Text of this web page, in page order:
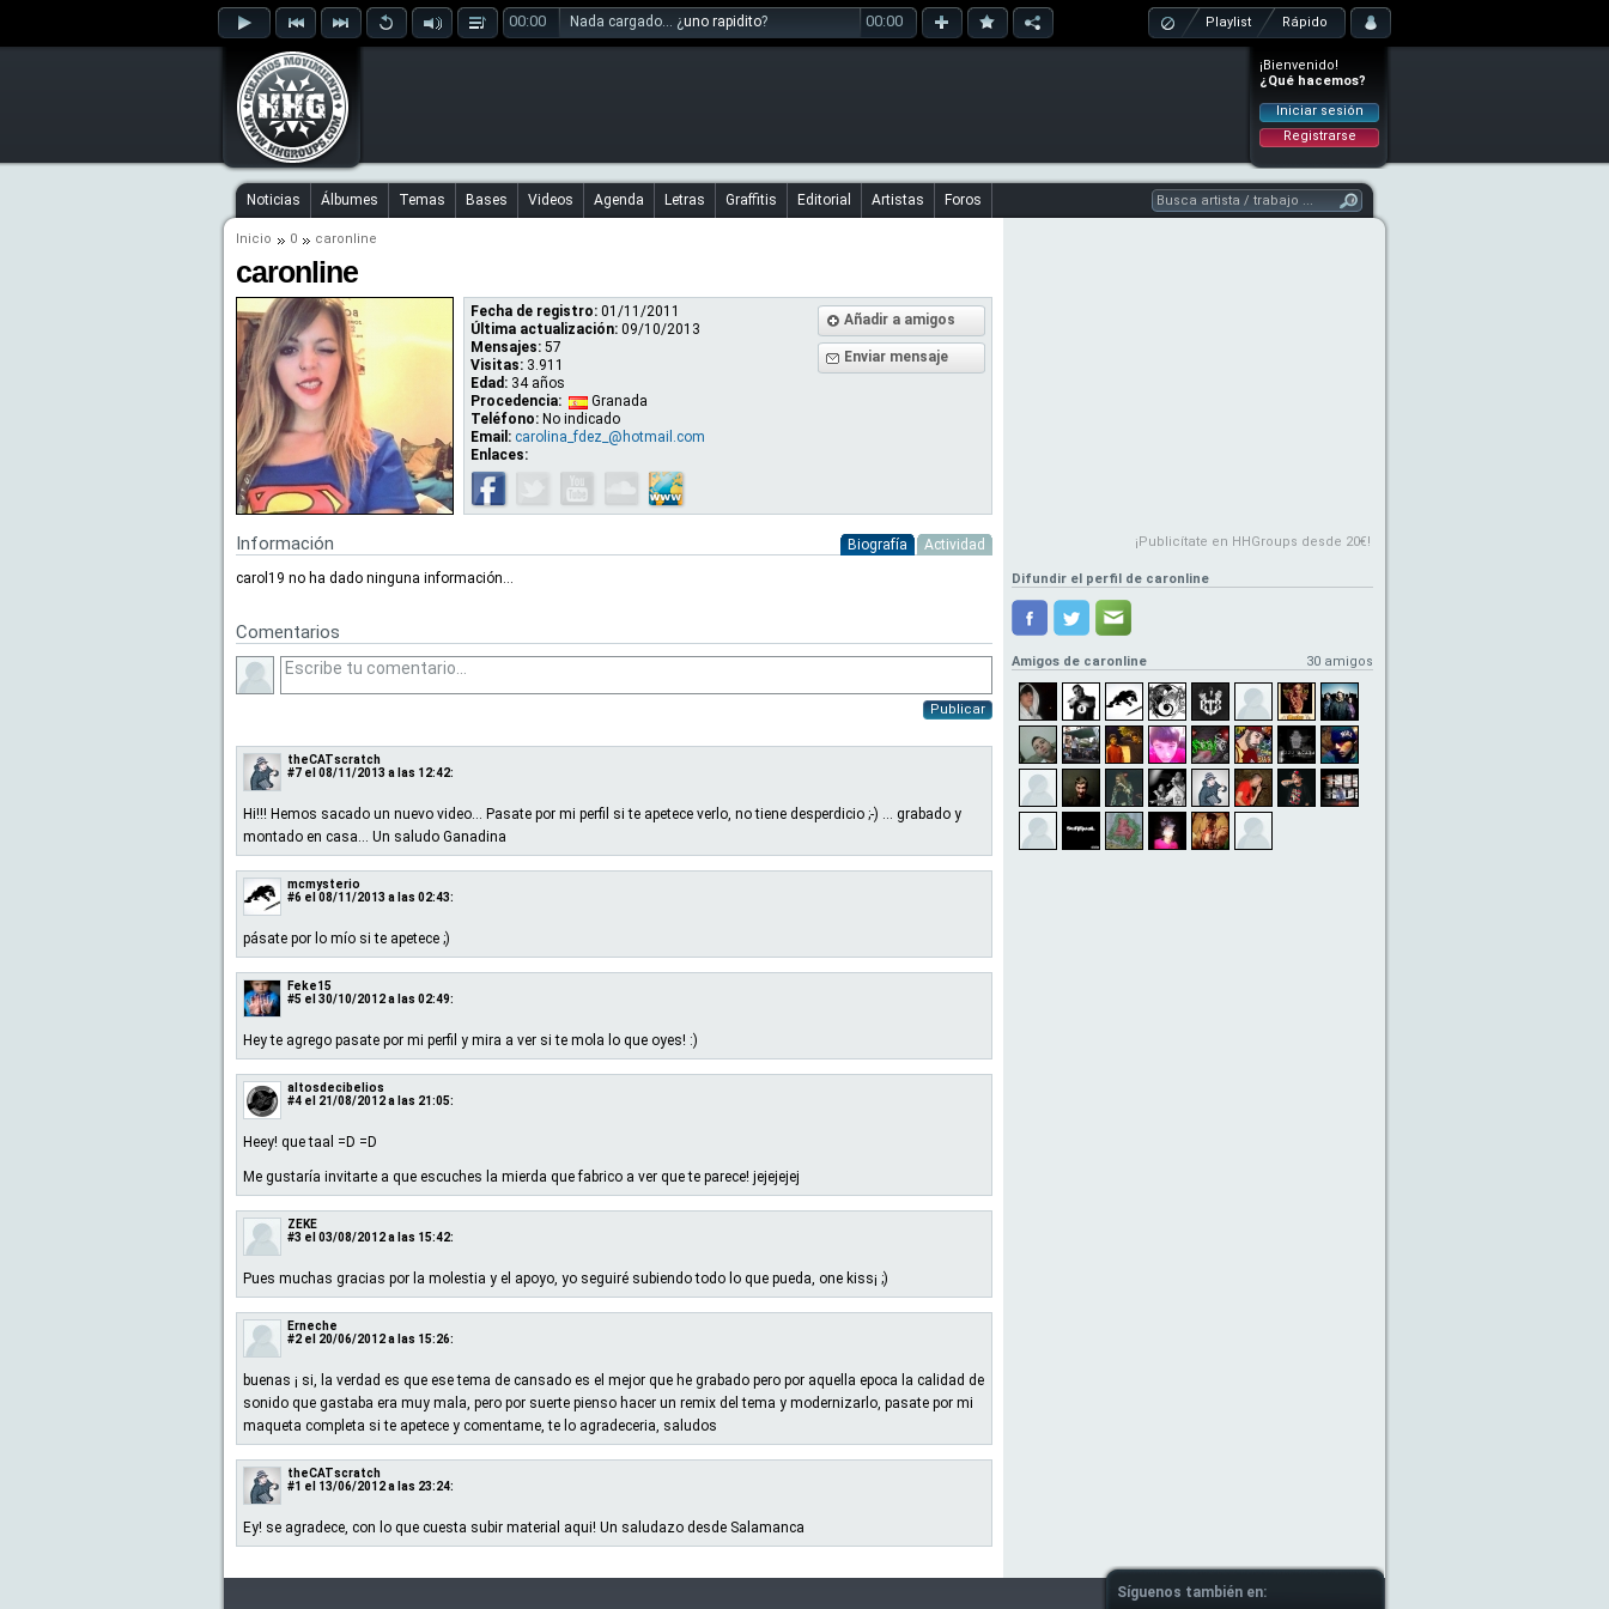
00:00 Nada cargado... ¿uno rapidito? 00:00 Playlist Rápido
¡Bienvenido!
¿Qué hacemos?
Iniciar sesión
Registrarse
Noticias Álbumes Temas Bases Videos Agenda Letras Graffitis Editorial Artistas Foros
Inicio 0 caronline
caronline
Añadir a amigos
Enviar mensaje
Fecha de registro: 01/11/2011
Última actualización: 09/10/2013
Mensajes: 57
Visitas: 3.911
Edad: 34 años
Procedencia:
Granada
Teléfono: No indicado
Email: carolina_fdez_@hotmail.com
Enlaces:
Información Biografía
Actividad
carol19 no ha dado ninguna información...
Comentarios
Publicar
theCATscratch
#7 el 08/11/2013 a las 12:42:
Hi!!! Hemos sacado un nuevo video... Pasate por mi perfil si te apetece verlo, no tiene desperdicio ;-) ... grabado y
montado en casa... Un saludo Ganadina
mcmysterio
#6 el 08/11/2013 a las 02:43:
pásate por lo mío si te apetece ;)
Feke15
#5 el 30/10/2012 a las 02:49:
Hey te agrego pasate por mi perfil y mira a ver si te mola lo que oyes! :)
altosdecibelios
#4 el 21/08/2012 a las 21:05:
Heey! que taal =D =D
Me gustaría invitarte a que escuches la mierda que fabrico a ver que te parece! jejejejej
ZEKE
#3 el 03/08/2012 a las 15:42:
Pues muchas gracias por la molestia y el apoyo, yo seguiré subiendo todo lo que pueda, one kiss¡ ;)
Erneche
#2 el 20/06/2012 a las 15:26:
buenas ¡ si, la verdad es que ese tema de cansado es el mejor que he grabado pero por aquella epoca la calidad de
sonido que gastaba era muy mala, pero por suerte pienso hacer un remix del tema y modernizarlo, pasate por mi
maqueta completa si te apetece y comentame, te lo agradeceria, saludos
theCATscratch
#1 el 13/06/2012 a las 23:24:
Ey! se agradece, con lo que cuesta subir material aqui! Un saludazo desde Salamanca
¡Publicítate en HHGroups desde 20€!
Difundir el perfil de caronline
Amigos de caronline 30 amigos
Síguenos también en: